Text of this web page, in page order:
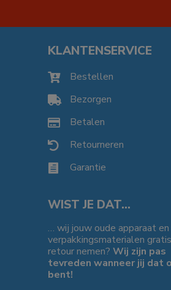
KLANTENSERVICE
 Bestellen
 Bezorgen
 Betalen
 Retourneren
 Garantie
WIST JE DAT…
… wij jouw oude apparaat en
verpakkingsmaterialen
retour nemen?Wij zijn pas
tevreden wanneer jij dat
bent!